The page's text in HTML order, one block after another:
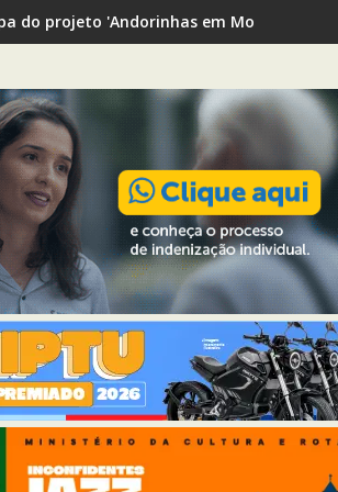
do projeto 'Andorinhas em Movimento'
novas vagas de emprego e lança